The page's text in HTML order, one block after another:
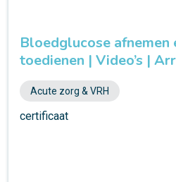
Bloedglucose afnemen
toedienen | Video’s |
Acute zorg & VRH
certificaat